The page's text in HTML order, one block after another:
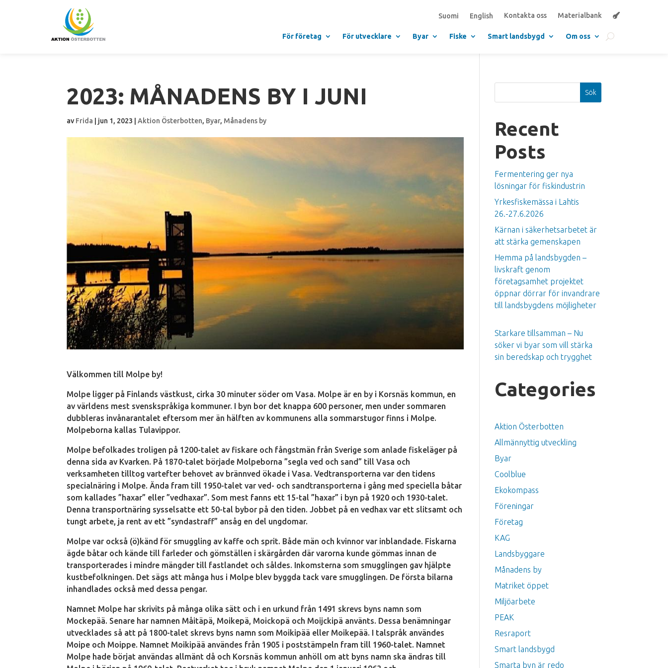
Suomi English Kontakta oss Materialbank
För företag För utvecklare Byar Fiske Smart landsbygd Om oss
2023: MÅNADENS BY I JUNI
av Frida jun 1, 2023 |Aktion Österbotten, Byar, Månadens by
Välkommen till Molpe by!
Molpe ligger på Finlands västkust, cirka 30 minuter söder om Vasa. Molpe är en by i Korsnäs kommun, en
av världens mest svenskspråkiga kommuner. I byn bor det knappa 600 personer, men under sommaren
dubbleras invånarantalet eftersom mer än hälften av kommunens alla sommarstugor finns i Molpe.
Molpeborna kallas Tulavippor.
Molpe befolkades troligen på 1200-talet av fiskare och fångstmän från Sverige som anlade fiskeläger på
denna sida av Kvarken. På 1870-talet började Molpeborna ”segla ved och sand” till Vasa och
verksamheten tilltog vartefter behovet av brännved ökade i Vasa. Vedtransporterna var den tidens
specialnäring i Molpe. Ända fram till 1950-talet var ved- och sandtransporterna i gång med speciella båtar
som kallades ”haxar” eller ”vedhaxar”. Som mest fanns ett 15-tal ”haxar” i byn på 1920 och 1930-talet.
Denna transportnäring sysselsatte ett 50-tal bybor på den tiden. Jobbet på en vedhax var ett slitsamt och
tungt arbete, ja rent av ett ”syndastraff” ansåg en del ungdomar.
Molpe var också (ö)känd för smuggling av kaffe och sprit. Både män och kvinnor var inblandade. Fiskarna
ägde båtar och kände till farleder och gömställen i skärgården där varorna kunde gömmas innan de
transporterades i mindre mängder till fastlandet och såldes. Inkomsterna som smugglingen gav hjälpte
kustbefolkningen. Det sägs att många hus i Molpe blev byggda tack vare smugglingen. De första bilarna
inhandlades också med dessa pengar.
Namnet Molpe har skrivits på många olika sätt och i en urkund från 1491 skrevs byns namn som
Mockepää. Senare har namnen Måitäpä, Moikepä, Moickopä och Moijckipä använts. Dessa benämningar
utvecklades så att på 1800-talet skrevs byns namn som Moikipää eller Moikepää. I talspråk användes
Moipe och Moippe. Namnet Moikipää användes från 1905 i poststämpeln fram till 1960-talet. Namnet
Molpe hade börjat användas allmänt då och Korsnäs kommun anhöll om att byns namn ska ändras till
Sök
Recent
Posts
Fermentering ger nya
lösningar för fiskindustrin
Yrkesfiskemässa i Lahtis
26.-27.6.2026
Kärnan i säkerhetsarbetet är
att stärka gemenskapen
Hemma på landsbygden –
livskraft genom
företagsamhet projektet
öppnar dörrar för invandrare
till landsbygdens möjligheter
Starkare tillsamman – Nu
söker vi byar som vill stärka
sin beredskap och trygghet
Categories
Aktion Österbotten
Allmännyttig utveckling
Byar
Coolblue
Ekokompass
Föreningar
Företag
KAG
Landsbyggare
Månadens by
Matriket öppet
Miljöarbete
PEAK
Resraport
Smart landsbygd
Smarta byn är redo